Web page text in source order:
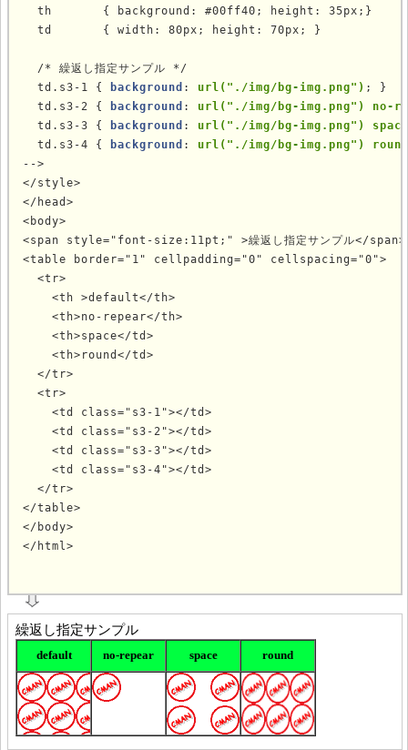
  th       { background: #00ff40; height: 35px;}
  td       { width: 80px; height: 70px; }
  /* 繰返し指定サンプル */
  td.s3-1 {
background : url("./img/bg-img.png") ; }
  td.s3-2 {
background : url("./img/bg-img.png") no-
  td.s3-3 {
background : url("./img/bg-img.png") space
  td.s3-4 {
background : url("./img/bg-img.png") round
-->
</style>
</head>
<body>
<span style="font-size:11pt;" >繰返し指定サンプル</span>
<table border="1" cellpadding="0" cellspacing="0">
  <tr>
    <th >default</th>
    <th>no-repear</th>
    <th>space</td>
    <th>round</td>
  </tr>
  <tr>
    <td class="s3-1"></td>
    <td class="s3-2"></td>
    <td class="s3-3"></td>
    <td class="s3-4"></td>
  </tr>
</table>
</body>
</html>